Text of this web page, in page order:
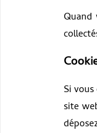
Si
site